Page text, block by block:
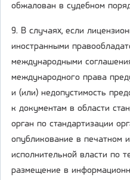
обжалован в судебном
9. В случаях, если
иностранными
международными
международного права
и (или) недопустимость
к документам в области
орган по стандартизации
опубликование в печатном
исполнительной власти по
размещение в